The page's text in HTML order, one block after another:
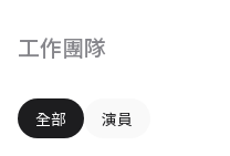
工作團隊
全部 演員